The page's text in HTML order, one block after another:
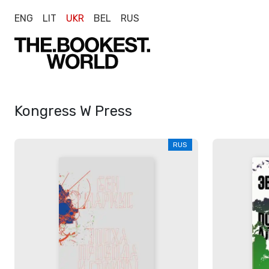
ENG LIT UKR BEL RUS
Kongress W Press
RUS